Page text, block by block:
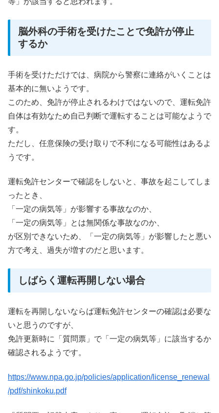
脳外科の手術を受けたことで免許が停止
するか
手術を受けただけでは、病院から警察に連絡がいくことは
基本的に無いようです。
このため、免許が停止されるわけではないので、運転免許
自体は有効なため自己判断で運転することは可能なようで
す。
ただし、任意保険の受け取りで不利になる可能性はあるよ
うです。
運転免許センターで確認をしないと、事故を起こしてしま
ったとき、
「一定の病気等」が影響する事故なのか、
「一定の病気等」とは無関係な事故なのか、
が区別できないため、「一定の病気等」が影響したと悪い
方で考え、過失が増すのだと思います。
しばらく運転再開しない場合
運転を再開しないならば運転免許センターの確認は必要な
いと思うのですが、
免許更新時に「質問票」で「一定の病気等」に該当するか
確認されるようです。
https://www.npa.go.jp/policies/application/license_renewal
/pdf/shinkoku.pdf